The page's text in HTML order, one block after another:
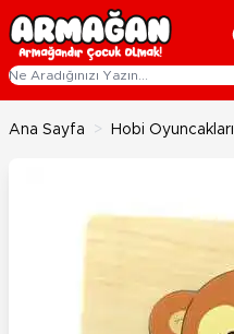
İçeriğe geç
Ana Sayfa > Hobi Oyuncakları